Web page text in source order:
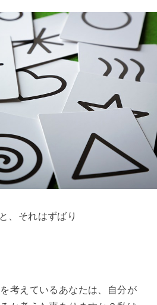
、それはずばり
考えているあなたは、自分が